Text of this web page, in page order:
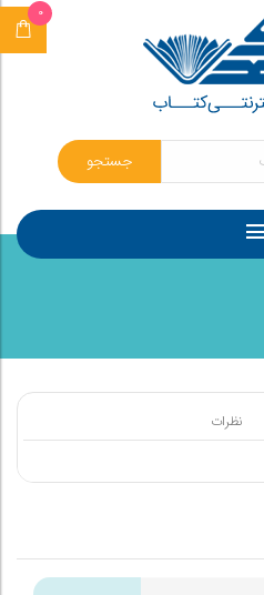
0
جستجو
نظرات